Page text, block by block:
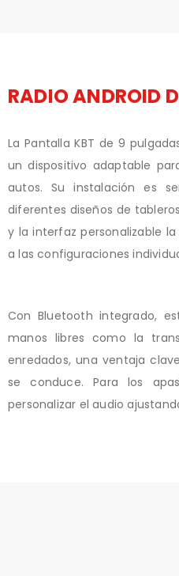
RADIO ANDROID
La Pantalla KBT de 9
un dispositivo adaptable
autos. Su instalación es
diferentes diseños de
y la interfaz personalizable
a las configuraciones
Con Bluetooth integrado,
manos libres como la
enredados, una ventaja
se conduce. Para los
personalizar el audio